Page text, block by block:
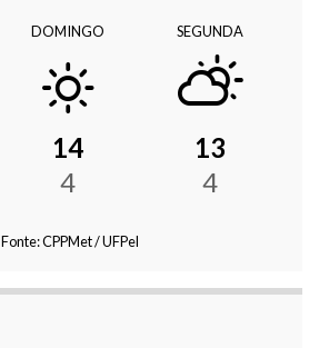
DOMINGO
14
4
SEGUNDA
13
4
Fonte: CPPMet / UFPel